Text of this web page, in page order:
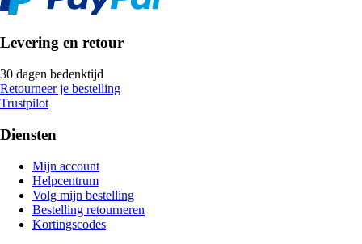
Levering en retour
30 dagen bedenktijd
Retourneer je bestelling
Trustpilot
Diensten
Mijn account
Helpcentrum
Volg mijn bestelling
Bestelling retourneren
Kortingscodes